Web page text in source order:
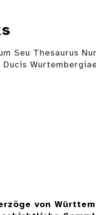
Seu Thesaurus
von